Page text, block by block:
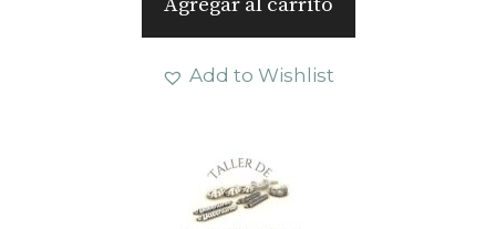
Agregar al carrito
Add to Wishlist